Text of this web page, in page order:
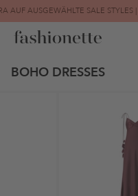
AUF AUSGEWÄHLTE SALE STYLES
SALE | BIS ZU -80% REDUZIERT
BOHO DRESSES